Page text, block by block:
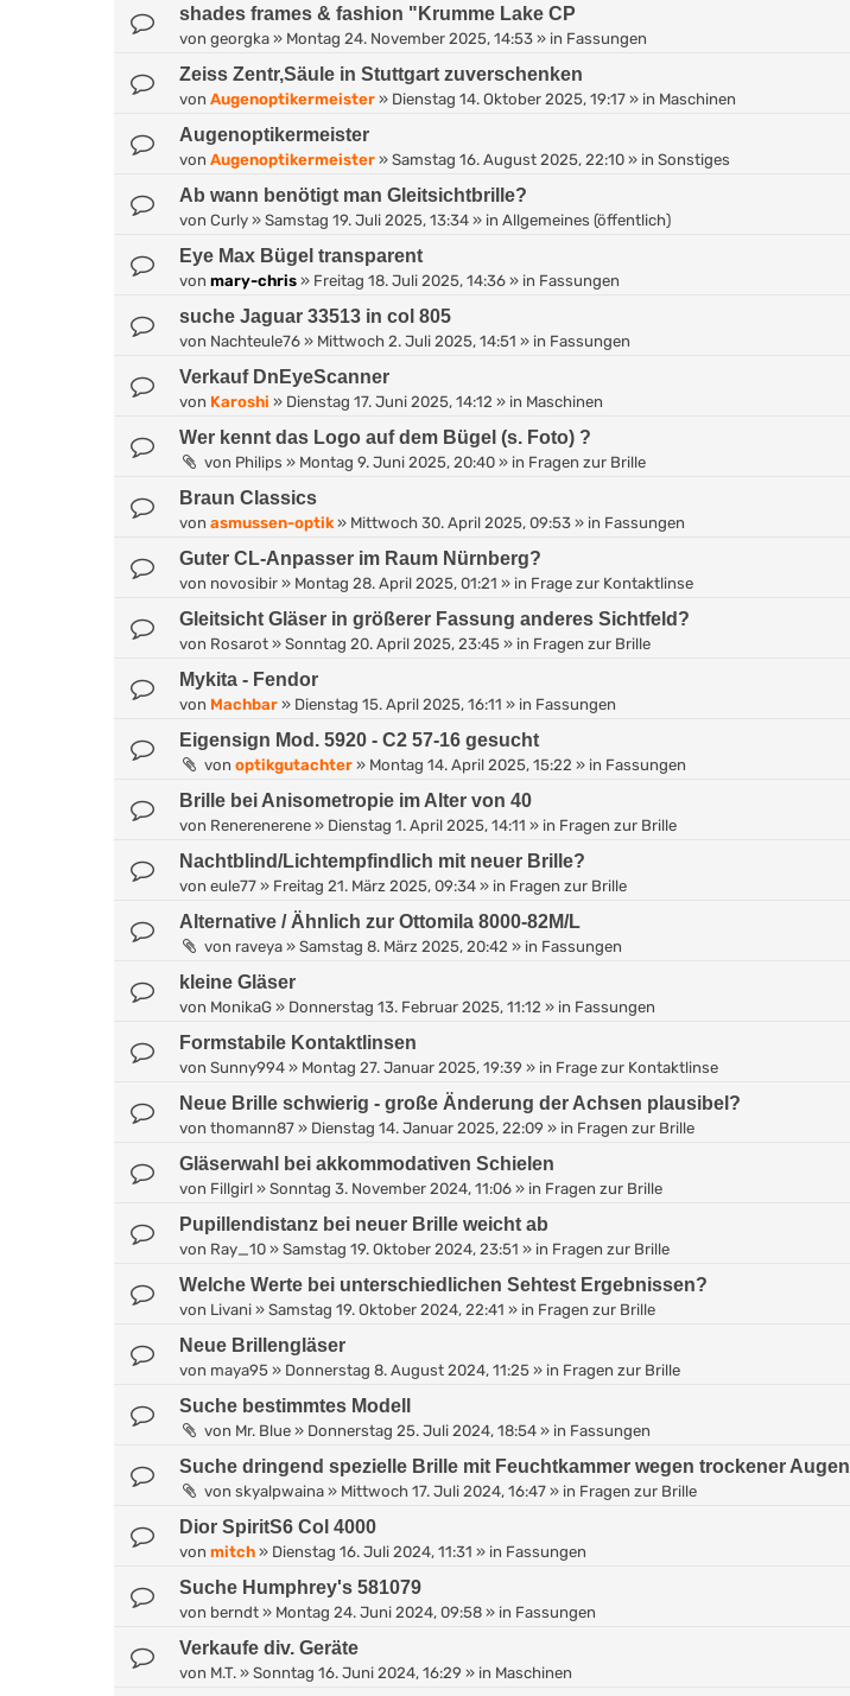
shades frames & fashion "Krumme Lake CP
von georgka » Montag 24. November 2025, 14:53 » in Fassungen
Zeiss Zentr,Säule in Stuttgart zuverschenken
von Augenoptikermeister » Dienstag 14. Oktober 2025, 19:17 » in Maschinen
Augenoptikermeister
von Augenoptikermeister » Samstag 16. August 2025, 22:10 » in Sonstiges
Ab wann benötigt man Gleitsichtbrille?
von Curly » Samstag 19. Juli 2025, 13:34 » in Allgemeines (öffentlich)
Eye Max Bügel transparent
von mary-chris » Freitag 18. Juli 2025, 14:36 » in Fassungen
suche Jaguar 33513 in col 805
von Nachteule76 » Mittwoch 2. Juli 2025, 14:51 » in Fassungen
Verkauf DnEyeScanner
von Karoshi » Dienstag 17. Juni 2025, 14:12 » in Maschinen
Wer kennt das Logo auf dem Bügel (s. Foto) ?
von Philips » Montag 9. Juni 2025, 20:40 » in Fragen zur Brille
Braun Classics
von asmussen-optik » Mittwoch 30. April 2025, 09:53 » in Fassungen
Guter CL-Anpasser im Raum Nürnberg?
von novosibir » Montag 28. April 2025, 01:21 » in Frage zur Kontaktlinse
Gleitsicht Gläser in größerer Fassung anderes Sichtfeld?
von Rosarot » Sonntag 20. April 2025, 23:45 » in Fragen zur Brille
Mykita - Fendor
von Machbar » Dienstag 15. April 2025, 16:11 » in Fassungen
Eigensign Mod. 5920 - C2 57-16 gesucht
von optikgutachter » Montag 14. April 2025, 15:22 » in Fassungen
Brille bei Anisometropie im Alter von 40
von Renerenerene » Dienstag 1. April 2025, 14:11 » in Fragen zur Brille
Nachtblind/Lichtempfindlich mit neuer Brille?
von eule77 » Freitag 21. März 2025, 09:34 » in Fragen zur Brille
Alternative / Ähnlich zur Ottomila 8000-82M/L
von raveya » Samstag 8. März 2025, 20:42 » in Fassungen
kleine Gläser
von MonikaG » Donnerstag 13. Februar 2025, 11:12 » in Fassungen
Formstabile Kontaktlinsen
von Sunny994 » Montag 27. Januar 2025, 19:39 » in Frage zur Kontaktlinse
Neue Brille schwierig - große Änderung der Achsen plausibel?
von thomann87 » Dienstag 14. Januar 2025, 22:09 » in Fragen zur Brille
Gläserwahl bei akkommodativen Schielen
von Fillgirl » Sonntag 3. November 2024, 11:06 » in Fragen zur Brille
Pupillendistanz bei neuer Brille weicht ab
von Ray_10 » Samstag 19. Oktober 2024, 23:51 » in Fragen zur Brille
Welche Werte bei unterschiedlichen Sehtest Ergebnissen?
von Livani » Samstag 19. Oktober 2024, 22:41 » in Fragen zur Brille
Neue Brillengläser
von maya95 » Donnerstag 8. August 2024, 11:25 » in Fragen zur Brille
Suche bestimmtes Modell
von Mr. Blue » Donnerstag 25. Juli 2024, 18:54 » in Fassungen
Suche dringend spezielle Brille mit Feuchtkammer wegen trockener Augen
von skyalpwaina » Mittwoch 17. Juli 2024, 16:47 » in Fragen zur Brille
Dior SpiritS6 Col 4000
von mitch » Dienstag 16. Juli 2024, 11:31 » in Fassungen
Suche Humphrey's 581079
von berndt » Montag 24. Juni 2024, 09:58 » in Fassungen
Verkaufe div. Geräte
von M.T. » Sonntag 16. Juni 2024, 16:29 » in Maschinen